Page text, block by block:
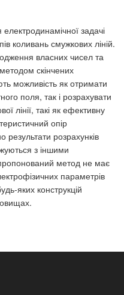
задачі
коливань смужкових ліній.
власних чисел та
скінчених
можливість як отримати
поля, так і розрахувати
лінії, такі як ефективну
опір
результати розрахунків
з іншими
метод не має
параметрів
яких конструкцій